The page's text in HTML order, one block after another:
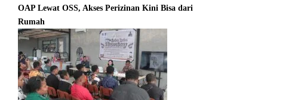
OAP Lewat OSS, Akses Perizinan Kini Bisa dari
Rumah